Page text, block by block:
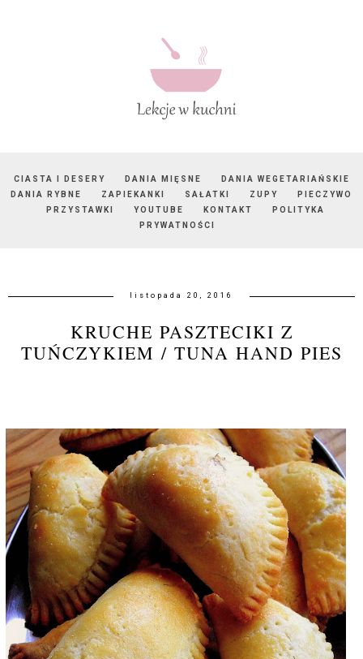
CIASTA I DESERY DANIA MIĘSNE
DANIA WEGETARIAŃSKIE
DANIA RYBNE
ZAPIEKANKI SAŁATKI ZUPY
PIECZYWO
PRZYSTAWKI
YOUTUBE KONTAKT
POLITYKA
PRYWATNOŚCI
listopada 20, 2016
KRUCHE PASZTECIKI Z
TUŃCZYKIEM / TUNA HAND PIES